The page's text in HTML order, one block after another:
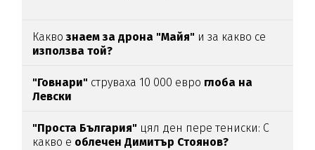
Каквознаем за дрона "Майя" и за какво се
използва той?
"Говнари" струваха 10 000 евро глоба на
Левски
"Проста България" цял ден пере тениски: С
какво е облечен Димитър Стоянов?